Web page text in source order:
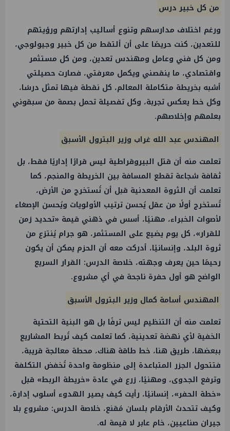
من كل خبير درس
ورغم اختلاف مدارسهم وتنوع أساليب إدارتهم ورؤيتهم
للتعدين، كنت حريصًا على أن ألتقط من كل خبير وجيولوجي،
ومن كل فني وعامل ومهندس تعدين، ومن كل مستثمر
واقتصادي، ما ينقصني ويكمل معرفتي، فصارت حصيلتي
أشبه بخريطة متكاملة المعالم، كل نقطة فيها تمثل درسًا،
وكل خط يعكس تجربة، وكل تفصيلة تحمل بصمة من سبقوني
بعلمهم وإخلاصهم.
المهندس عبد الله غراب وزير البترول الأسبق
تعلمت منه أن قتل البيروقراطية ليس قرارًا إداريًا فقط، بل
ثقافة شجاعة تقطع المسافة بين الخريطة والمنجم، كما
تعلمت أن الثروة المعدنية قبل أن تُستخرج من الأرض،
تُستخرج أولًا من عقل يُحسن ترتيب الأولويات ويُحسن الإصغاء
لأصوات الخبراء، مهنيًا، أسس في ذهني قيمة «تحديد زمن
للقرار»، كل يوم يضيع على المستثمر، هو جرام يُنتزع من
ثروة البلد، وإنسانيًا، أدركت معه أن الحزم يمكن أن يكون
رحيمًا حين يعرف وجهته، خلاصة الدرس: القرار السريع
الواضح هو أول حفرة ناجحة في أي مشروع.
المهندس أسامة كمال وزير البترول الأسبق
تعلمت منه أن التنظيم ليس ترفًا بل هو البنية التحتية
الخفية لأي نهضة تعدينية، كما تعلمت كيف تُربط المشاريع
ببعضها، طريق هنا، خط طاقة هناك، محطة معالجة قريبة،
فتتحول الجزر المتباعدة إلى منظومة واحدة تُخفض التكلفة
وترفع الجدوى، ومهنيًا، زرع في عادة «خريطة الربط» قبل
«خطة الحفر»، إنسانيًا، رأيت كيف يصير الهدوء أسلوب إدارة،
وكيف تتحدث الأرقام بلسان مُقنع، خلاصة الدرس: مشروع بلا
جيران صناعيين، خام عابر لا قيمة له.